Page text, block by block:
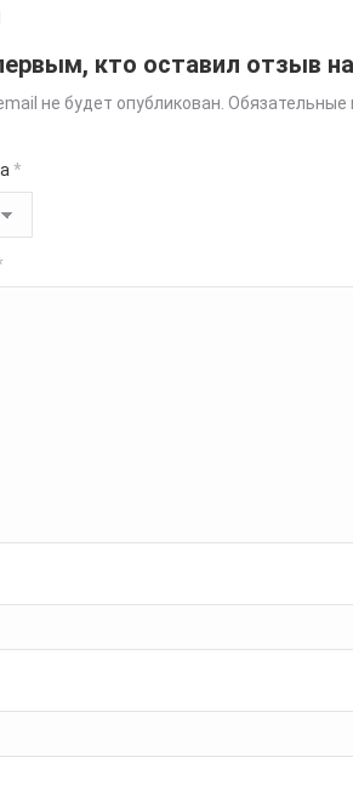
кто оставил отзыв на
не будет опубликован. Обязательные
*